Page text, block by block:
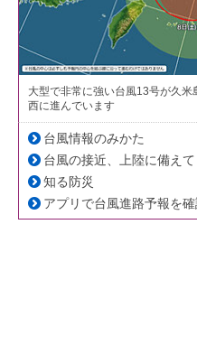
大型で非常に強い台風13号が久米
西に進んでいます
台風情報のみかた
台風の接近、上陸に備えて
知る防災
アプリで台風進路予報を